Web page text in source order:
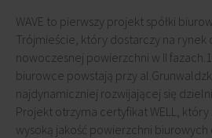
WAVE to pierwszy projekt spółki
Trójmieście, który dostarczy na rynek
nowoczesnej powierzchni w II
biurowce powstają przy
najdynamiczniej rozwijającej się
Projekt otrzyma certyfikat WELL,
wysoką jakość powierzchni